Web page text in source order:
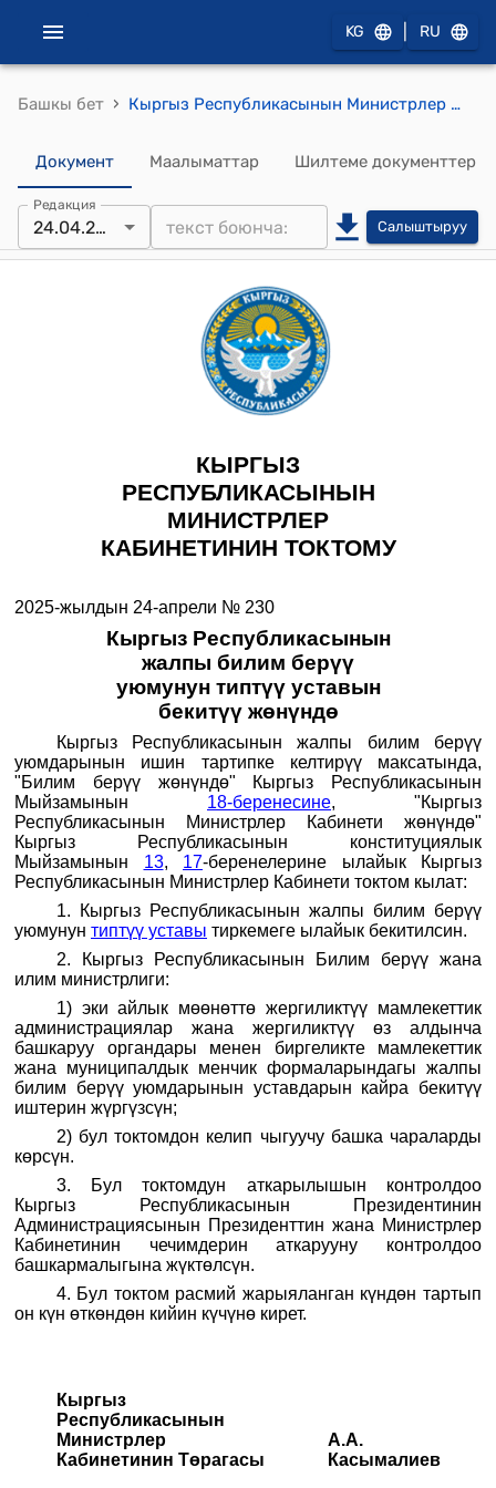
KG RU
Башкы бет › Кыргыз Республикасынын Министрлер Кабинетинин 2025-жылдын 24-апрелиндеги № 230 "Кыргыз Республикасынын жалпы билим берүү уюмунун типтүү уставын бекитүү жөнүндө" токтому
Документ Маалыматтар Шилтеме документтер
Редакция
24.04.2025 Салыштыруу